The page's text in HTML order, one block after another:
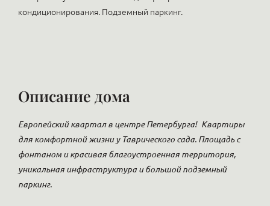
кондиционирования. Подземный паркинг.
Описание дома
Европейский квартал в центре Петербурга! Квартиры
для комфортной жизни у Таврического сада. Площадь с
фонтаном и красивая благоустроенная территория,
уникальная инфраструктура и большой подземный
паркинг.